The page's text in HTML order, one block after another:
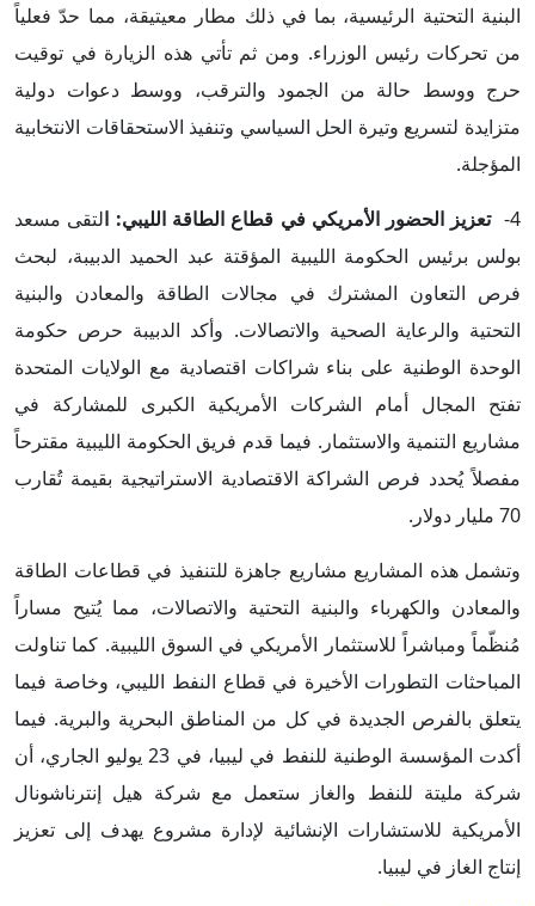
البنية التحتية الرئيسية، بما في ذلك مطار معيتيقة، مما حدّ فعلياً
من تحركات رئيس الوزراء. ومن ثم تأتي هذه الزيارة في توقيت
حرج ووسط حالة من الجمود والترقب، ووسط دعوات دولية
متزايدة لتسريع وتيرة الحل السياسي وتنفيذ الاستحقاقات الانتخابية
المؤجلة.
4- تعزيز الحضور الأمريكي في قطاع الطاقة الليبي: التقى مسعد
بولس برئيس الحكومة الليبية المؤقتة عبد الحميد الدبيبة، لبحث
فرص التعاون المشترك في مجالات الطاقة والمعادن والبنية
التحتية والرعاية الصحية والاتصالات. وأكد الدبيبة حرص حكومة
الوحدة الوطنية على بناء شراكات اقتصادية مع الولايات المتحدة
تفتح المجال أمام الشركات الأمريكية الكبرى للمشاركة في
مشاريع التنمية والاستثمار. فيما قدم فريق الحكومة الليبية مقترحاً
مفصلاً يُحدد فرص الشراكة الاقتصادية الاستراتيجية بقيمة تُقارب
70 مليار دولار.
وتشمل هذه المشاريع مشاريع جاهزة للتنفيذ في قطاعات الطاقة
والمعادن والكهرباء والبنية التحتية والاتصالات، مما يُتيح مساراً
مُنظّماً ومباشراً للاستثمار الأمريكي في السوق الليبية. كما تناولت
المباحثات التطورات الأخيرة في قطاع النفط الليبي، وخاصة فيما
يتعلق بالفرص الجديدة في كل من المناطق البحرية والبرية. فيما
أكدت المؤسسة الوطنية للنفط في ليبيا، في 23 يوليو الجاري، أن
شركة مليتة للنفط والغاز ستعمل مع شركة هيل إنترناشونال
الأمريكية للاستشارات الإنشائية لإدارة مشروع يهدف إلى تعزيز
إنتاج الغاز في ليبيا.